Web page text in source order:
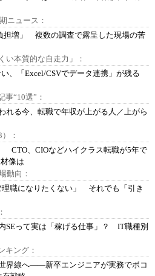
ニュース：
担増」 複数の調査で露呈した現場の苦
い本質的な自走力」：
、「Excel/CSVでデータ連携」が残る
“10選”：
れる今、転職で年収が上がる人／上がら
：
CTO、CIOなどハイクラス転職が5年で
像は
動向：
職になりたくない」 それでも「引き
SEって実は「稼げる仕事」？ IT職種別
キング：
界線へ――新卒エンジニアが実務でボコ